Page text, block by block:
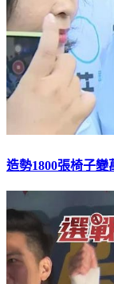
造勢1800張椅子變